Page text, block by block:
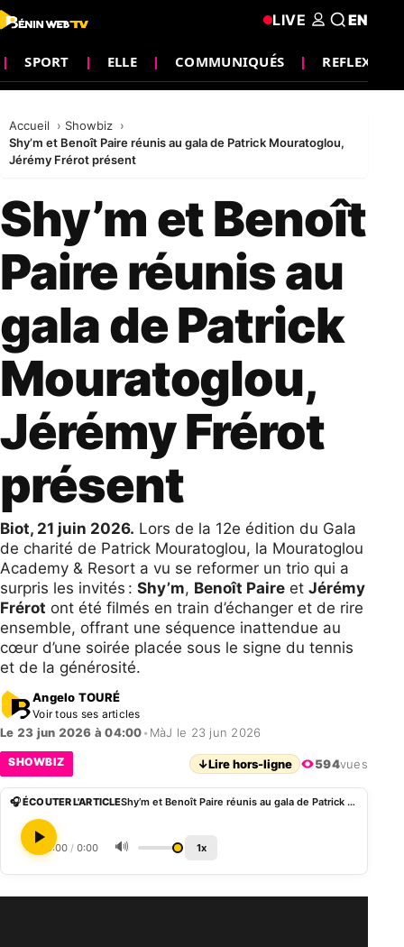
SPORT ELLE COMMUNIQUÉS REFLEXION
LIVE EN
Accueil
Showbiz
Shy’m et Benoît Paire réunis au gala de Patrick Mouratoglou,
Jérémy Frérot présent
Shy’m et Benoît
Paire réunis au
gala de Patrick
Mouratoglou,
Jérémy Frérot
présent
Biot, 21 juin 2026. Lors de la 12e édition du Gala
de charité de Patrick Mouratoglou, la Mouratoglou
Academy & Resort a vu se reformer un trio qui a
surpris les invités : Shy’m, Benoît Paire et Jérémy
Frérot ont été filmés en train d’échanger et de rire
ensemble, offrant une séquence inattendue au
cœur d’une soirée placée sous le signe du tennis
et de la générosité.
Angelo TOURÉ
Voir tous ses articles
Le 23 jun 2026 à 04:00• MàJ le 23 jun 2026
SHOWBIZ ↓Lire hors-ligne 594vues
🎧 ÉCOUTER L'ARTICLE Shy’m et Benoît Paire réunis au gala de Patrick Mouratoglou, Jérémy Frérot présent
0:00 / 0:00 🔊 1x